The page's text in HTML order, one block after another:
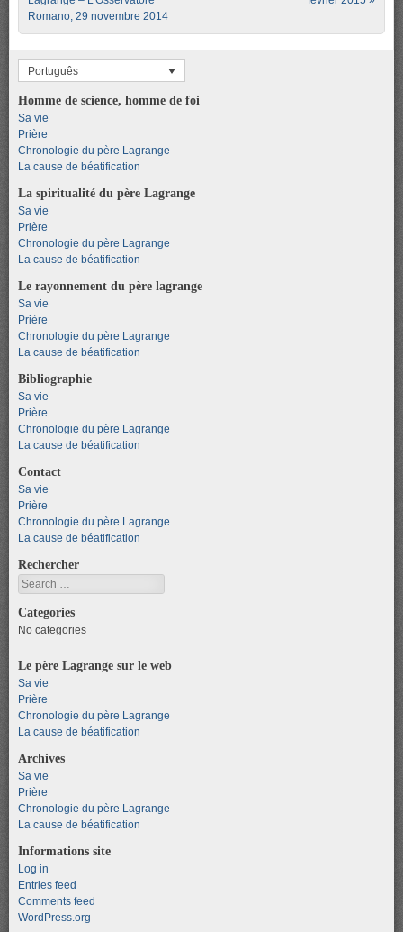
Romano, 29 novembre 2014
Português
Homme de science, homme de foi
Sa vie
Prière
Chronologie du père Lagrange
La cause de béatification
La spiritualité du père Lagrange
Sa vie
Prière
Chronologie du père Lagrange
La cause de béatification
Le rayonnement du père lagrange
Sa vie
Prière
Chronologie du père Lagrange
La cause de béatification
Bibliographie
Sa vie
Prière
Chronologie du père Lagrange
La cause de béatification
Contact
Sa vie
Prière
Chronologie du père Lagrange
La cause de béatification
Rechercher
Search
Categories
No categories
Le père Lagrange sur le web
Sa vie
Prière
Chronologie du père Lagrange
La cause de béatification
Archives
Sa vie
Prière
Chronologie du père Lagrange
La cause de béatification
Informations site
Log in
Entries feed
Comments feed
WordPress.org